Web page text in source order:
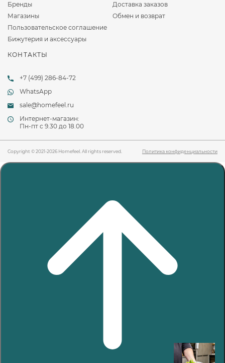
Бренды
Магазины
Пользовательское соглашение
Бижутерия и аксессуары
Доставка заказов
Обмен и возврат
КОНТАКТЫ
+7 (499) 286-84-72
WhatsApp
sale@homefeel.ru
Интернет-магазин:
Пн-пт c 9.30 до 18.00
Copyright © 2021-2026 Homefeel. All rights reserved. Политика конфиденциальности